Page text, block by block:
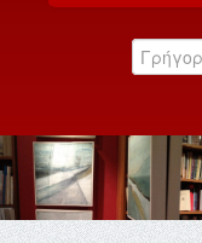
Κατάλογος
Εκδηλώσεις
Επικοινωνία